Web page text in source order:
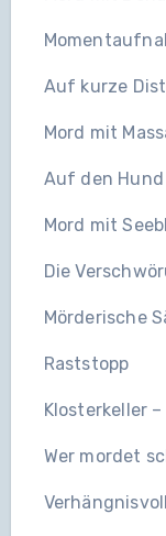
Auf kurze
Mord mit
Auf den
Mord mit
Die
Mörderische
Raststopp
Klosterkeller –
Wer mordet